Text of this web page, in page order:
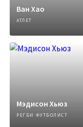
Ван Хао
АТЛЕТ
Мэдисон Хьюз
РЕГБИ ФУТБОЛИСТ